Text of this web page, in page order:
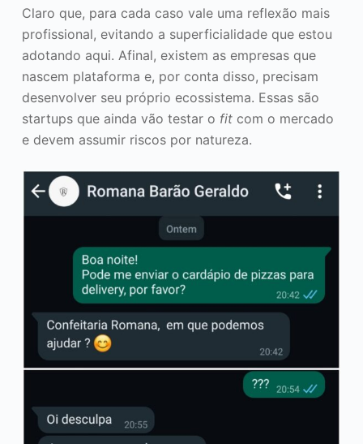
Claro que, para cada caso vale uma reflexão mais
profissional, evitando a superficialidade que estou
adotando aqui. Afinal, existem as empresas que
nascem plataforma e, por conta disso, precisam
desenvolver seu próprio ecossistema. Essas são
startups que ainda vão testar o fitcom o mercado
e devem assumir riscos por natureza.